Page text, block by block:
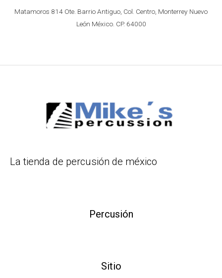
Matamoros 814 Ote. Barrio Antiguo, Col. Centro, Monterrey Nuevo
León México. CP. 64000
La tienda de percusión de méxico
Percusión
Sitio